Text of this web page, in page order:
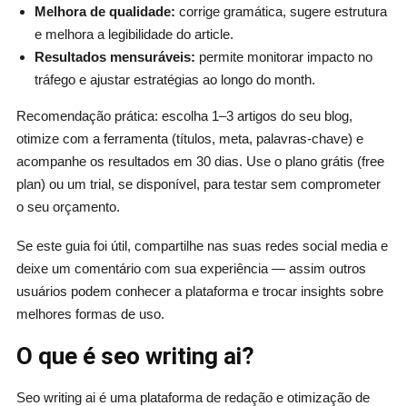
Melhora de qualidade: corrige gramática, sugere estrutura
e melhora a legibilidade do article.
Resultados mensuráveis: permite monitorar impacto no
tráfego e ajustar estratégias ao longo do month.
Recomendação prática: escolha 1–3 artigos do seu blog,
otimize com a ferramenta (títulos, meta, palavras‑chave) e
acompanhe os resultados em 30 dias. Use o plano grátis (free
plan) ou um trial, se disponível, para testar sem comprometer
o seu orçamento.
Se este guia foi útil, compartilhe nas suas redes social media e
deixe um comentário com sua experiência — assim outros
usuários podem conhecer a plataforma e trocar insights sobre
melhores formas de uso.
O que é seo writing ai?
Seo writing ai é uma plataforma de redação e otimização de